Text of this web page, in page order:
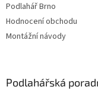
Podlahář Brno
Hodnocení obchodu
Montážní návody
Podlahářská